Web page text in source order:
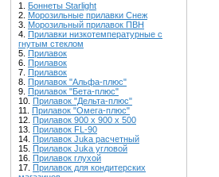
1. Боннеты Starlight
2. Морозильные прилавки Снеж
3. Морозильный прилавок ПВН
4. Прилавки низкотемпературные с
гнутым стеклом
5. Прилавок
6. Прилавок
7. Прилавок
8. Прилавок "Альфа-плюс"
9. Прилавок "Бета-плюс"
10. Прилавок "Дельта-плюс"
11. Прилавок "Омега-плюс"
12. Прилавок 900 х 900 х 500
13. Прилавок FL-90
14. Прилавок Juka расчетный
15. Прилавок Juka угловой
16. Прилавок глухой
17. Прилавок для кондитерских